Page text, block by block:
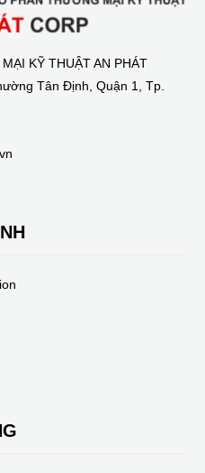
KỸ THUẬT AN PHÁT
Tân Định, Quận 1, Tp.